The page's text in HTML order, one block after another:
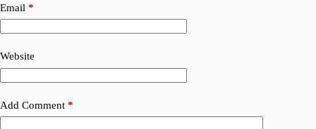
Email *
Website
Add Comment *